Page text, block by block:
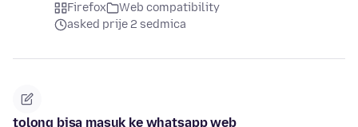
Firefox
Web compatibility
asked prije 2 sedmica
tolong bisa masuk ke whatsapp web